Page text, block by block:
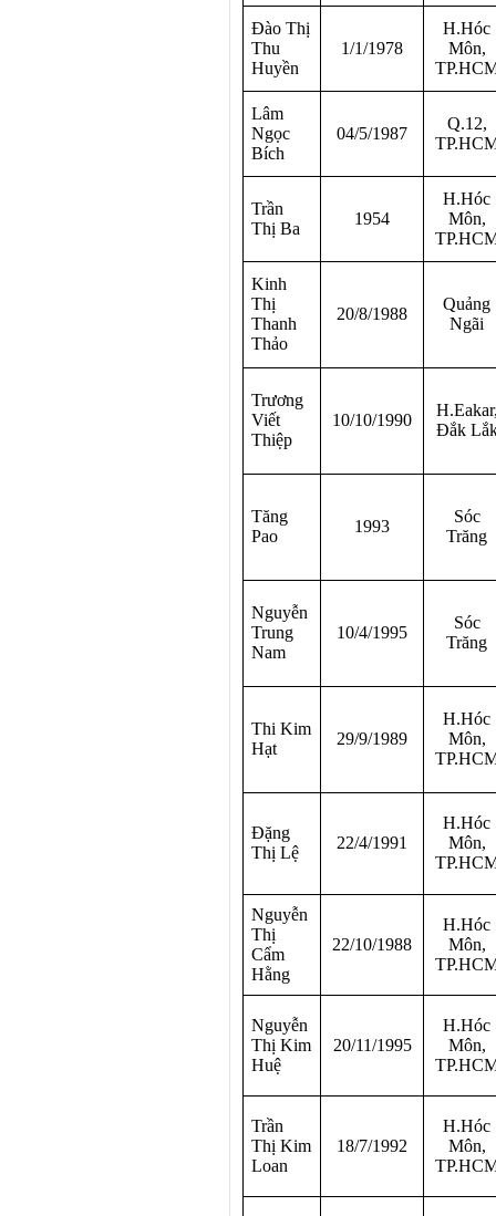
Đào Thị
Thu
Huyền
1/1/1978
H.Hóc
Môn,
Lâm
Ngọc
Bích
04/5/1987
Q.12,
Trần
Thị Ba
1954
H.Hóc
Môn,
Kinh
Thị
Thanh
Thảo
20/8/1988
Quảng
Ngãi
Trương
Viết
Thiệp
10/10/1990
Đắk
Tăng
Pao
1993
Sóc
Trăng
Nguyễn
Trung
Nam
10/4/1995
Sóc
Trăng
Thi Kim
Hạt
29/9/1989
H.Hóc
Môn,
Đặng
Thị Lệ
22/4/1991
H.Hóc
Môn,
Nguyễn
Thị
Cẩm
Hằng
22/10/1988
H.Hóc
Môn,
Nguyễn
Thị Kim
Huệ
20/11/1995
H.Hóc
Môn,
Trần
Thị Kim
Loan
18/7/1992
H.Hóc
Môn,